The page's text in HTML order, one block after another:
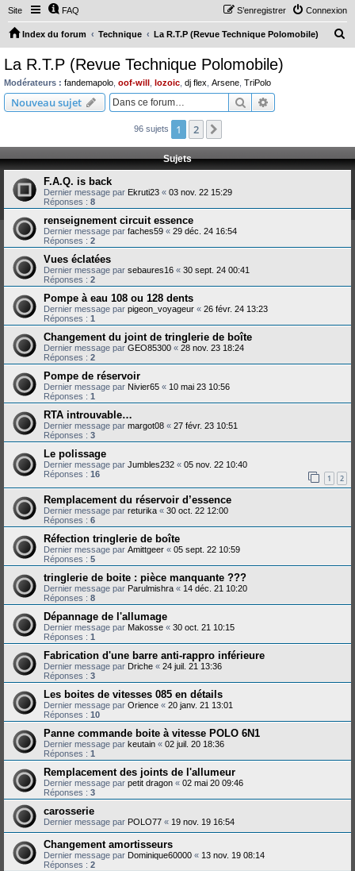
Site FAQ Connexion
S’enregistrer
Index du forum Technique La R.T.P (Revue Technique Polomobile)
c
h
La R.T.P (Revue Technique Polomobile)
Modérateurs : fandemapolo oof-will lozoic dj flex Arsene TriPolo
Nouveau sujet Rechercher
96 sujets 1 2
Sujets
F.A.Q. is back
Dernier message par Ekruti23 « 03 nov. 22 15:29
Réponses : 8
renseignement circuit essence
Dernier message par faches59 « 29 déc. 24 16:54
Réponses : 2
Vues éclatées
Dernier message par sebaures16 « 30 sept. 24 00:41
Réponses : 2
Pompe à eau 108 ou 128 dents
Dernier message par pigeon_voyageur « 26 févr. 24 13:23
Réponses : 1
Changement du joint de tringlerie de boîte
Dernier message par GEO85300 « 28 nov. 23 18:24
Réponses : 2
Pompe de réservoir
Dernier message par Nivier65 « 10 mai 23 10:56
Réponses : 1
RTA introuvable…
Dernier message par margot08 « 27 févr. 23 10:51
Réponses : 3
Le polissage
Dernier message par Jumbles232 « 05 nov. 22 10:40
Réponses : 16 1 2
Remplacement du réservoir d’essence
Dernier message par returika « 30 oct. 22 12:00
Réponses : 6
Réfection tringlerie de boîte
Dernier message par Amittgeer « 05 sept. 22 10:59
Réponses : 5
tringlerie de boite : pièce manquante ???
Dernier message par Parulmishra « 14 déc. 21 10:20
Réponses : 8
Dépannage de l'allumage
Dernier message par Makosse « 30 oct. 21 10:15
Réponses : 1
Fabrication d'une barre anti-rappro inférieure
Dernier message par Driche « 24 juil. 21 13:36
Réponses : 3
Les boites de vitesses 085 en détails
Dernier message par Orience « 20 janv. 21 13:01
Réponses : 10
Panne commande boite à vitesse POLO 6N1
Dernier message par keutain « 02 juil. 20 18:36
Réponses : 1
Remplacement des joints de l'allumeur
Dernier message par petit dragon « 02 mai 20 09:46
Réponses : 3
carosserie
Dernier message par POLO77 « 19 nov. 19 16:54
Changement amortisseurs
Dernier message par Dominique60000 « 13 nov. 19 08:14
Réponses : 2